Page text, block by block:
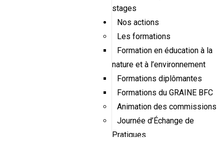
stages
Nos actions
Les formations
Formation en éducation à la
nature et à l’environnement
Formations diplômantes
Formations du GRAINE BFC
Animation des commissions
Journée d’Échange de
Pratiques